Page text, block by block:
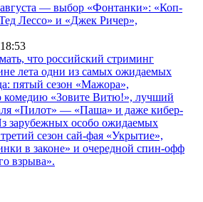
августа — выбор «Фонтанки»: «Коп-
Лессо» и «Джек Ричер»,
18:53
что российский стриминг
лета одни из самых ожидаемых
пятый сезон «Мажора»,
комедию «Зовите Витю!», лучший
«Пилот» — «Паша» и даже кибер-
зарубежных особо ожидаемых
сезон сай-фая «Укрытие»,
в законе» и очередной спин-офф
взрыва».